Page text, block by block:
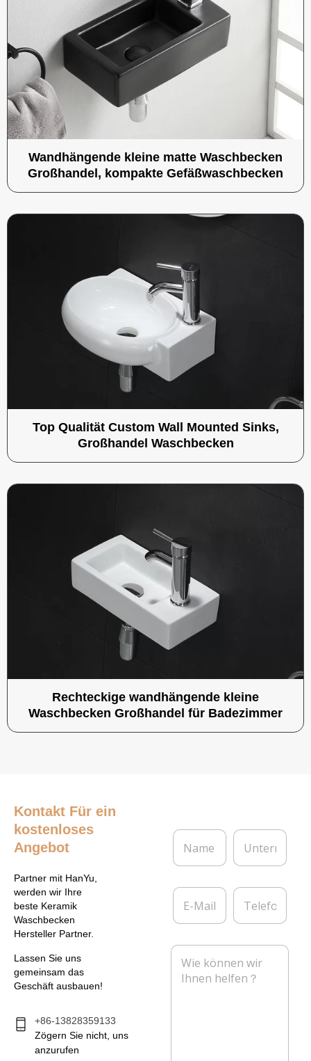
Wandhängende kleine matte Waschbecken
Großhandel, kompakte Gefäßwaschbecken
Top Qualität Custom Wall Mounted Sinks,
Großhandel Waschbecken
Rechteckige wandhängende kleine
Waschbecken Großhandel für Badezimmer
Kontakt Für ein
kostenloses
Angebot
Partner mit HanYu,
werden wir Ihre
beste Keramik
Waschbecken
Hersteller Partner.
Lassen Sie uns
gemeinsam das
Geschäft ausbauen!
+86-13828359133
Zögern Sie nicht, uns
anzurufen
N
m
*
U
t
r
h
n
E
M
i
T
l
f
o
n
N